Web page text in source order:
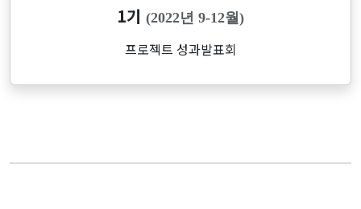
1기 (2022년 9-12월)
프로젝트 성과발표회